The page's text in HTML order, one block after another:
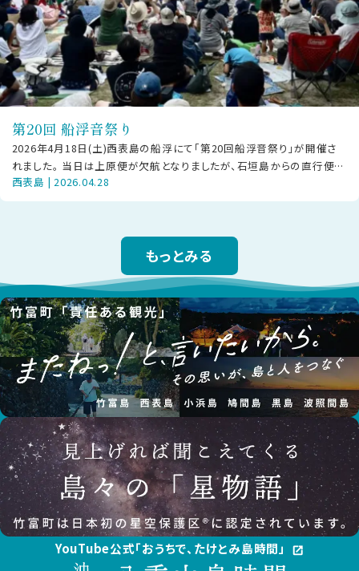
第20回 船浮音祭り
2026年4月18日(土)西表島の船浮にて「第20回船浮音祭り」が開催さ
れました。 当日は上原便が欠航となりましたが、石垣島からの直行便や
大原経由で駆けつけた方
西表島 | 2026.04.28
もっとみる
YouTube公式「おうちで、たけとみ島時間」 open_in_new